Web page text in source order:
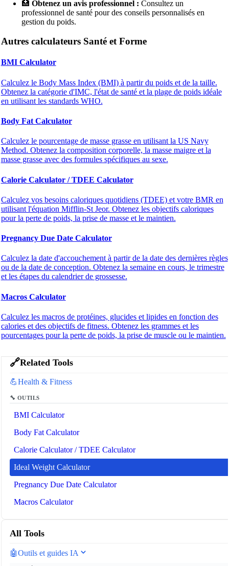
🔗Related Tools
💪Health & Fitness
🔧 OUTILS
BMI Calculator
Body Fat Calculator
Calorie Calculator / TDEE Calculator
Ideal Weight Calculator
Pregnancy Due Date Calculator
Macros Calculator
All Tools
🤖Outils et guides IA
🏥 Obtenez un avis professionnel : Consultez un
professionnel de santé pour des conseils personnalisés en
gestion du poids.
Autres calculateurs Santé et Forme
BMI Calculator
Calculez le Body Mass Index (BMI) à partir du poids et de la taille.
Obtenez la catégorie d'IMC, l'état de santé et la plage de poids idéale
en utilisant les standards WHO.
Body Fat Calculator
Calculez le pourcentage de masse grasse en utilisant la US Navy
Method. Obtenez la composition corporelle, la masse maigre et la
masse grasse avec des formules spécifiques au sexe.
Calorie Calculator / TDEE Calculator
Calculez vos besoins caloriques quotidiens (TDEE) et votre BMR en
utilisant l'équation Mifflin-St Jeor. Obtenez les objectifs caloriques
pour la perte de poids, la prise de masse et le maintien.
Pregnancy Due Date Calculator
Calculez la date d'accouchement à partir de la date des dernières règles
ou de la date de conception. Obtenez la semaine en cours, le trimestre
et les étapes du calendrier de grossesse.
Macros Calculator
Calculez les macros de protéines, glucides et lipides en fonction des
calories et des objectifs de fitness. Obtenez les grammes et les
pourcentages pour la perte de poids, la prise de muscle ou le maintien.